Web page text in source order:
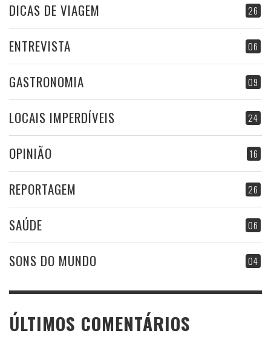
26
DICAS DE VIAGEM
06
ENTREVISTA
09
GASTRONOMIA
24
LOCAIS IMPERDÍVEIS
16
OPINIÃO
26
REPORTAGEM
06
SAÚDE
04
SONS DO MUNDO
ÚLTIMOS COMENTÁRIOS